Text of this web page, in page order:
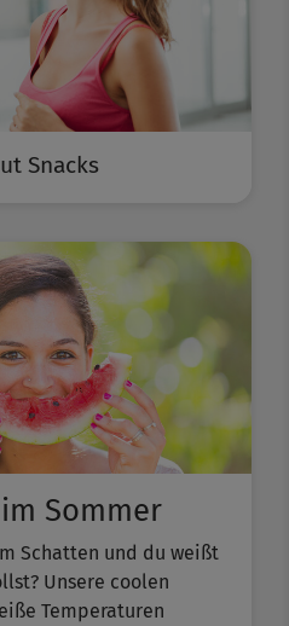
Snacks
Sommer
Schatten und du weißt
Unsere coolen
Temperaturen